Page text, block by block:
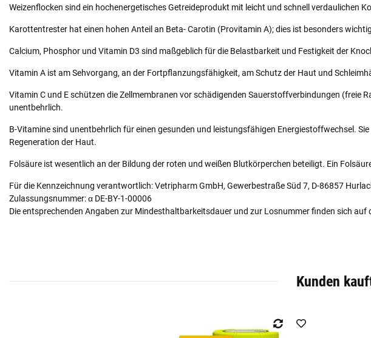
Weizenflocken sind ein hochenergetisches Getreideprodukt mit leicht und schnell verdaulichen
Karottentrester hat einen hohen Anteil an Beta- Carotin (Provitamin A); dies ist besonders
Calcium, Phosphor und Vitamin D3 sind maßgeblich für die Belastbarkeit und Festigkeit der
Vitamin A ist am Sehvorgang, an der Fortpflanzungsfähigkeit, am Schutz der Haut und
Vitamin C und E schützen die Zellmembranen vor schädigenden Sauerstoffverbindungen
unentbehrlich.
B-Vitamine sind unentbehrlich für einen gesunden und leistungsfähigen Energiestoffwechsel.
Regeneration der Haut.
Folsäure ist wesentlich an der Bildung der roten und weißen Blutkörperchen beteiligt. Ein
Für die Kennzeichnung verantwortlich: Vetripharm GmbH, Gewerbestraße Süd 7, D-86857
Zulassungsnummer: α DE-BY-1-00006
Die entsprechenden Angaben zur Mindesthaltbarkeitsdauer und zur Losnummer finden sich auf
Kunden